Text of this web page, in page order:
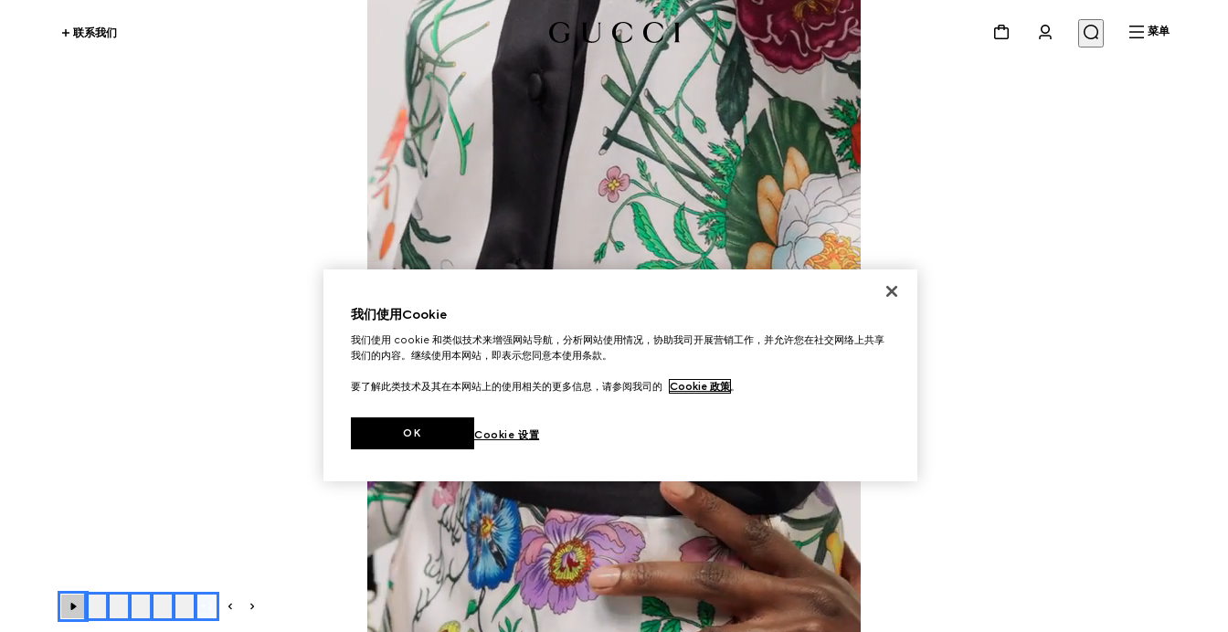
联系我们 菜单
我们使用Cookie
我们使用 cookie 和类似技术来增强网站导航，分析网站使用情况，协助我司开展营销工作，并允许您在社交网络上共享
我们的内容。继续使用本网站，即表示您同意本使用条款。
要了解此类技术及其在本网站上的使用相关的更多信息，请参阅我司的 Cookie 政策。
Cookie 设置
OK